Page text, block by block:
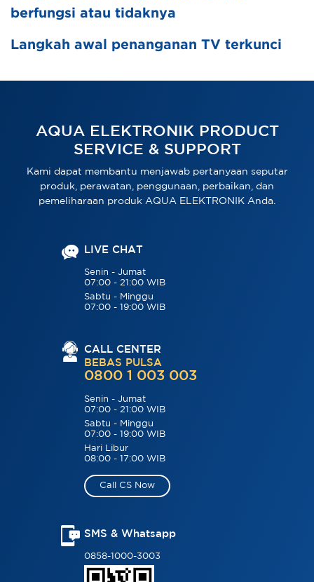
berfungsi atau tidaknya
Langkah awal penanganan TV terkunci
AQUA ELEKTRONIK PRODUCT
SERVICE & SUPPORT
Kami dapat membantu menjawab pertanyaan seputar
produk, perawatan, penggunaan, perbaikan, dan
pemeliharaan produk AQUA ELEKTRONIK Anda.
LIVE CHAT
Senin - Jumat
07:00 - 21:00 WIB
Sabtu - Minggu
07:00 - 19:00 WIB
CALL CENTER
BEBAS PULSA
0800 1 003 003
Senin - Jumat
07:00 - 21:00 WIB
Sabtu - Minggu
07:00 - 19:00 WIB
Hari Libur
08:00 - 17:00 WIB
Call CS Now
SMS & Whatsapp
0858-1000-3003